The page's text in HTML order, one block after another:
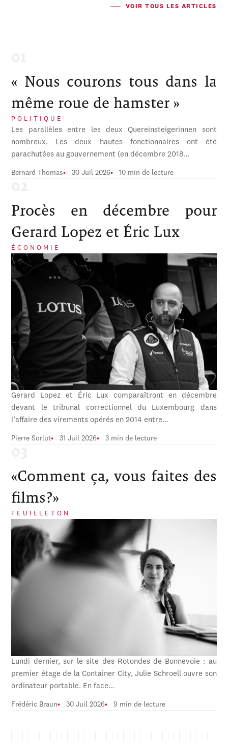
VOIR TOUS LES ARTICLES
« Nous courons tous dans la
même roue de hamster »
POLITIQUE
Les parallèles entre les deux Quereinsteigerinnen sont
nombreux. Les deux hautes fonctionnaires ont été
parachutées au gouvernement (en décembre 2018…
Bernard Thomas 30 Juil 2026 10 min de lecture
Procès en décembre pour
Gerard Lopez et Éric Lux
ÉCONOMIE
Gerard Lopez et Éric Lux comparaîtront en décembre
devant le tribunal correctionnel du Luxembourg dans
l’affaire des virements opérés en 2014 entre…
Pierre Sorlut 31 Juil 2026 3 min de lecture
«Comment ça, vous faites des
films?»
FEUILLETON
Lundi dernier, sur le site des Rotondes de Bonnevoie : au
premier étage de la Container City, Julie Schroell ouvre son
ordinateur portable. En face…
Frédéric Braun 30 Juil 2026 9 min de lecture